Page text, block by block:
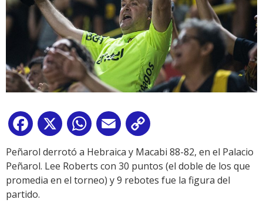
Facebook
X WhatsApp
Email
Link
Peñarol derrotó a Hebraica y Macabi 88-82, en el Palacio
Peñarol. Lee Roberts con 30 puntos (el doble de los que
promedia en el torneo) y 9 rebotes fue la figura del
partido.